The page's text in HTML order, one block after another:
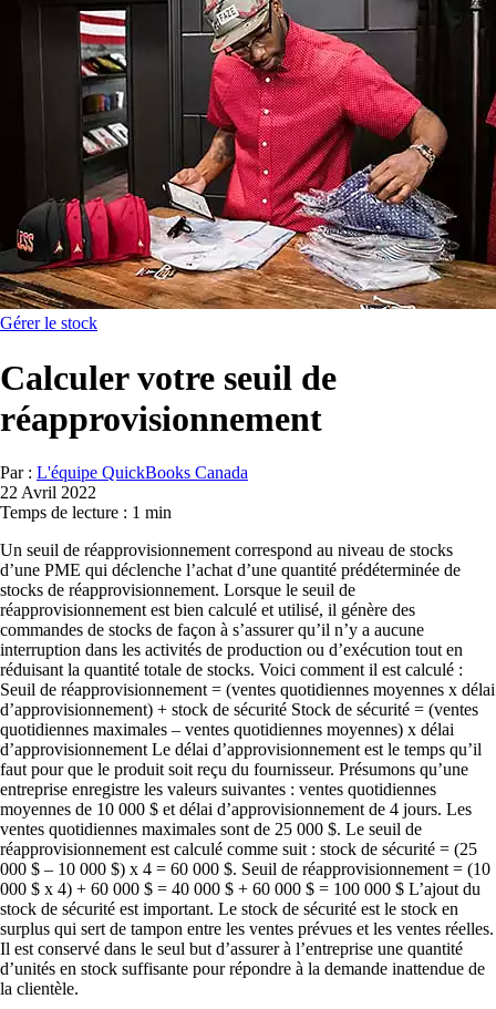
Gérer le stock
Calculer votre seuil de
réapprovisionnement
Par : L'équipe QuickBooks Canada
22 Avril 2022
Temps de lecture : 1 min
Un seuil de réapprovisionnement correspond au niveau de stocks
d’une PME qui déclenche l’achat d’une quantité prédéterminée de
stocks de réapprovisionnement. Lorsque le seuil de
réapprovisionnement est bien calculé et utilisé, il génère des
commandes de stocks de façon à s’assurer qu’il n’y a aucune
interruption dans les activités de production ou d’exécution tout en
réduisant la quantité totale de stocks. Voici comment il est calculé :
Seuil de réapprovisionnement = (ventes quotidiennes moyennes x délai
d’approvisionnement) + stock de sécurité Stock de sécurité = (ventes
quotidiennes maximales – ventes quotidiennes moyennes) x délai
d’approvisionnement Le délai d’approvisionnement est le temps qu’il
faut pour que le produit soit reçu du fournisseur. Présumons qu’une
entreprise enregistre les valeurs suivantes : ventes quotidiennes
moyennes de 10 000 $ et délai d’approvisionnement de 4 jours. Les
ventes quotidiennes maximales sont de 25 000 $. Le seuil de
réapprovisionnement est calculé comme suit : stock de sécurité = (25
000 $ – 10 000 $) x 4 = 60 000 $. Seuil de réapprovisionnement = (10
000 $ x 4) + 60 000 $ = 40 000 $ + 60 000 $ = 100 000 $ L’ajout du
stock de sécurité est important. Le stock de sécurité est le stock en
surplus qui sert de tampon entre les ventes prévues et les ventes réelles.
Il est conservé dans le seul but d’assurer à l’entreprise une quantité
d’unités en stock suffisante pour répondre à la demande inattendue de
la clientèle.